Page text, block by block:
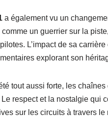
a également vu un
un guerrier sur la
L’impact de sa
explorant son
tout aussi forte, les
respect et la nostalgie qui
sur les circuits à travers